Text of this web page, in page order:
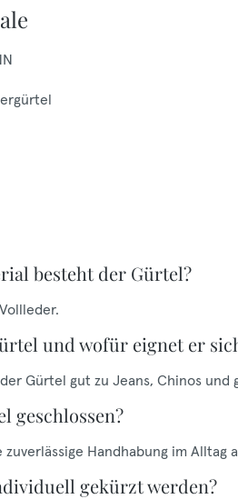
besteht der Gürtel?
und wofür eignet er
Gürtel gut zu Jeans, Chinos und
geschlossen?
Handhabung im Alltag
gekürzt werden?